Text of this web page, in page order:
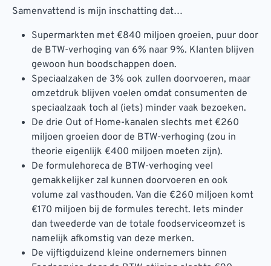
Samenvattend is mijn inschatting dat…
Supermarkten met €840 miljoen groeien, puur door
de BTW-verhoging van 6% naar 9%. Klanten blijven
gewoon hun boodschappen doen.
Speciaalzaken de 3% ook zullen doorvoeren, maar
omzetdruk blijven voelen omdat consumenten de
speciaalzaak toch al (iets) minder vaak bezoeken.
De drie Out of Home-kanalen slechts met €260
miljoen groeien door de BTW-verhoging (zou in
theorie eigenlijk €400 miljoen moeten zijn).
De formulehoreca de BTW-verhoging veel
gemakkelijker zal kunnen doorvoeren en ook
volume zal vasthouden. Van die €260 miljoen komt
€170 miljoen bij de formules terecht. Iets minder
dan tweederde van de totale foodserviceomzet is
namelijk afkomstig van deze merken.
De vijftigduizend kleine ondernemers binnen